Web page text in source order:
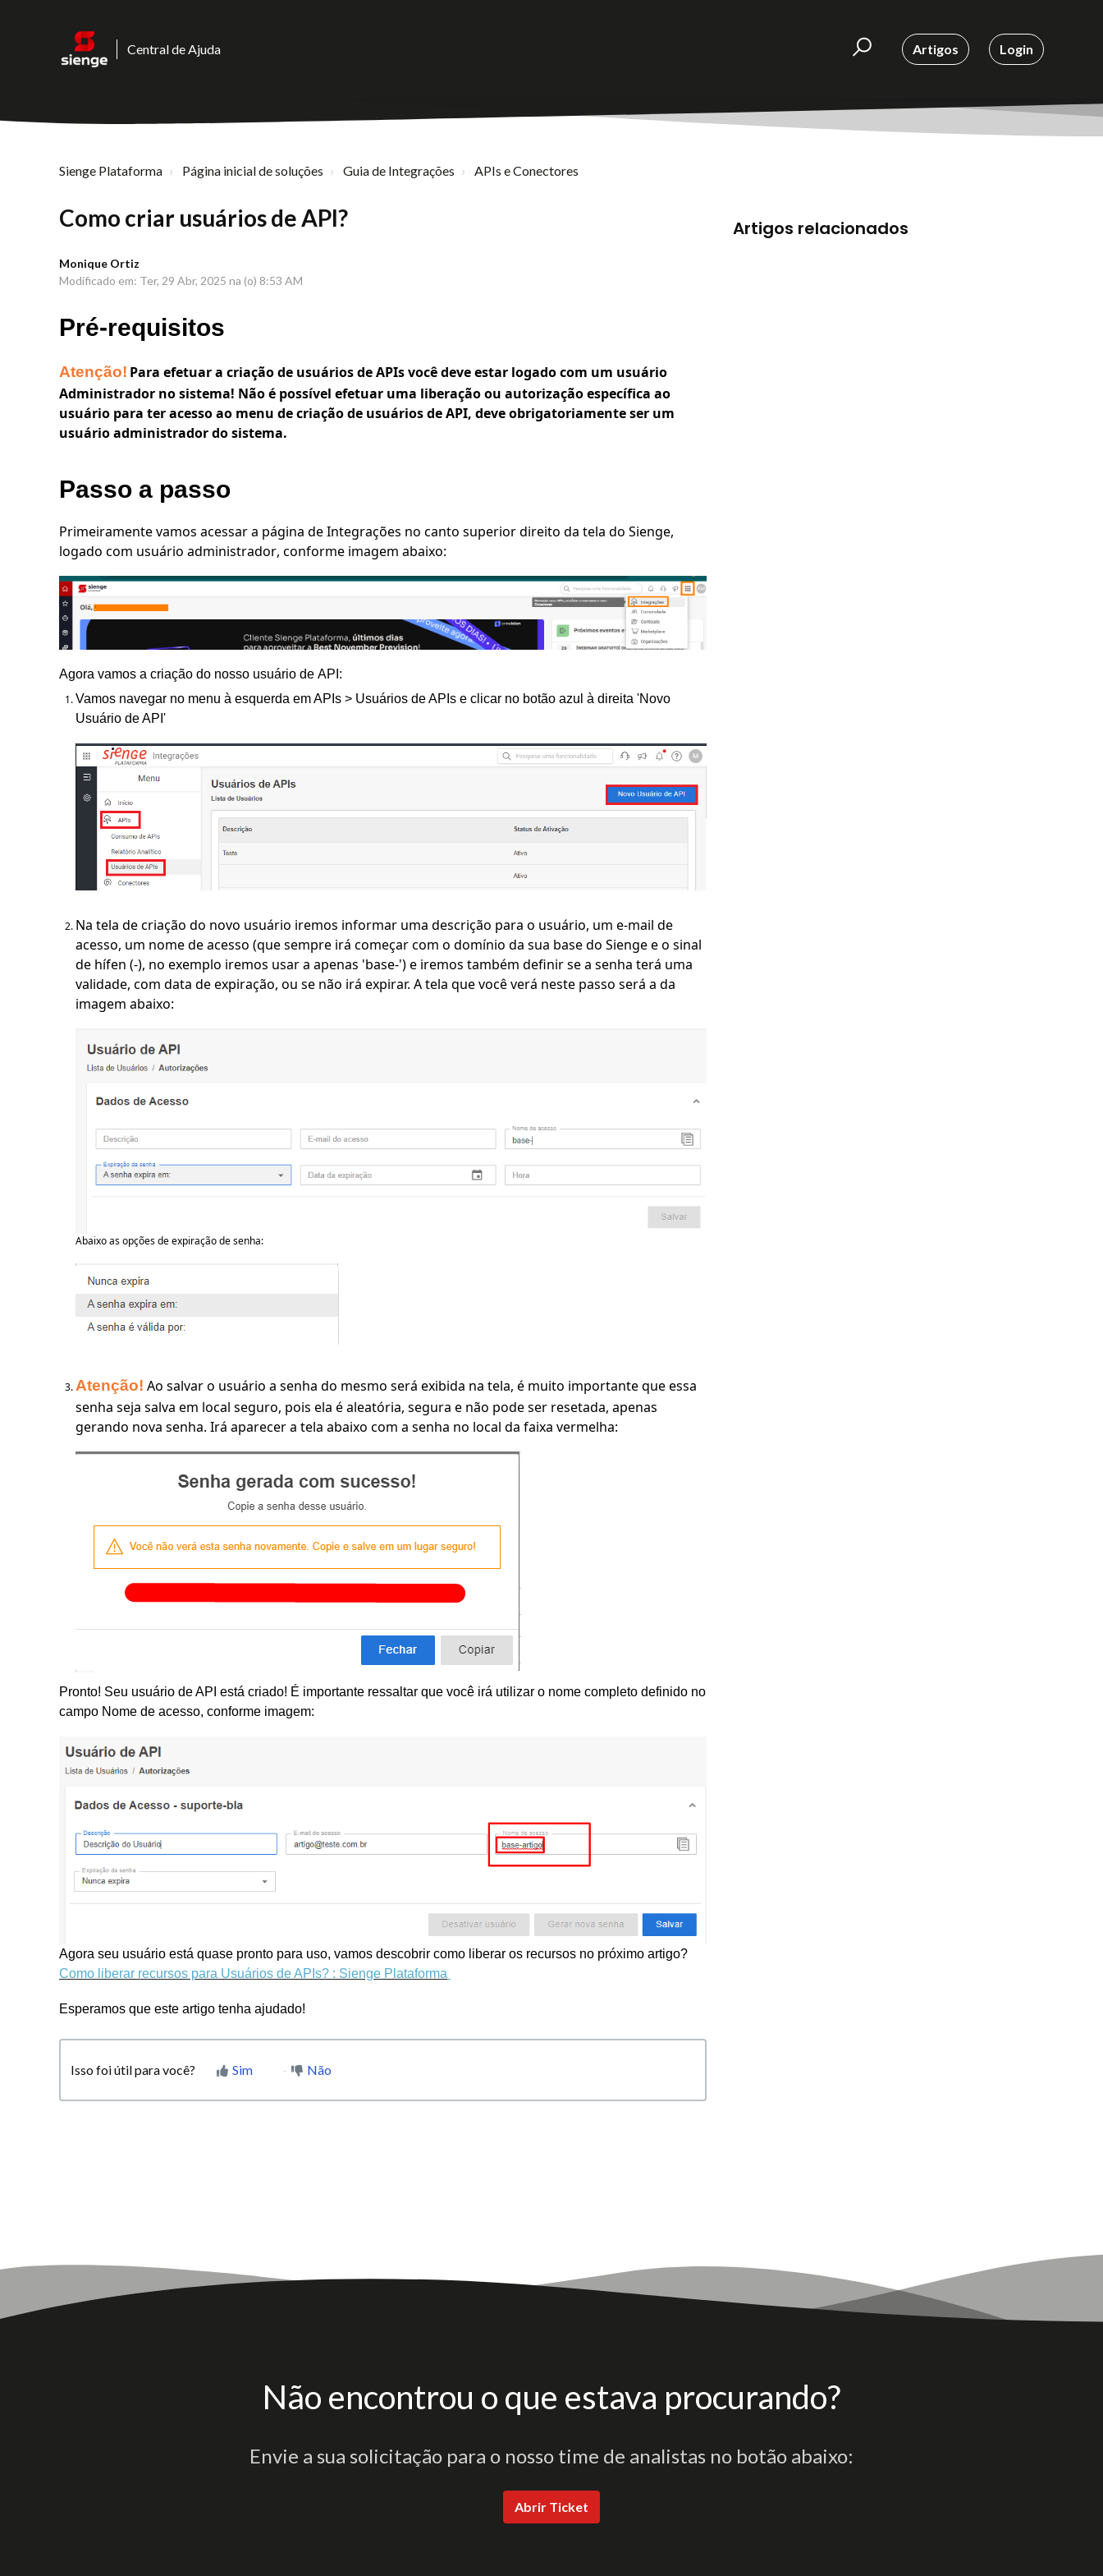
Central de Ajuda Artigos Login
Sienge Plataforma Página inicial de soluções Guia de Integrações APIs e Conectores
Como criar usuários de API?
Monique Ortiz
Modificado em: Ter, 29 Abr, 2025 na (o) 8:53 AM
Pré-requisitos
Atenção! Para efetuar a criação de usuários de APIs você deve estar logado com um usuário
Administrador no sistema! Não é possível efetuar uma liberação ou autorização específica ao
usuário para ter acesso ao menu de criação de usuários de API, deve obrigatoriamente ser um
usuário administrador do sistema.
Passo a passo
Primeiramente vamos acessar a página de Integrações no canto superior direito da tela do Sienge,
logado com usuário administrador, conforme imagem abaixo:
Agora vamos a criação do nosso usuário de API:
Vamos navegar no menu à esquerda em APIs > Usuários de APIs e clicar no botão azul à direita 'Novo
Usuário de API'
Na tela de criação do novo usuário iremos informar uma descrição para o usuário, um e-mail de
acesso, um nome de acesso (que sempre irá começar com o domínio da sua base do Sienge e o sinal
de hífen (-), no exemplo iremos usar a apenas 'base-') e iremos também definir se a senha terá uma
validade, com data de expiração, ou se não irá expirar. A tela que você verá neste passo será a da
imagem abaixo:
Abaixo as opções de expiração de senha:
Atenção! Ao salvar o usuário a senha do mesmo será exibida na tela, é muito importante que essa
senha seja salva em local seguro, pois ela é aleatória, segura e não pode ser resetada, apenas
gerando nova senha. Irá aparecer a tela abaixo com a senha no local da faixa vermelha:
Pronto! Seu usuário de API está criado! É importante ressaltar que você irá utilizar o nome completo definido no
campo Nome de acesso, conforme imagem:
Agora seu usuário está quase pronto para uso, vamos descobrir como liberar os recursos no próximo artigo?
Como liberar recursos para Usuários de APIs? : Sienge Plataforma
Esperamos que este artigo tenha ajudado!
Isso foi útil para você? Sim Não
Artigos relacionados
Não encontrou o que estava procurando?
Envie a sua solicitação para o nosso time de analistas no botão abaixo:
Abrir Ticket